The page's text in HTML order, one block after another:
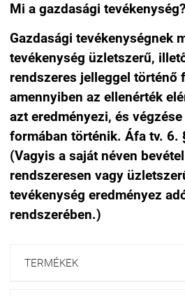
Mi a gazdasági tevékenység?
Gazdasági tevékenységnek
tevékenység üzletszerű,
rendszeres jelleggel történő
amennyiben az ellenérték
azt eredményezi, és
formában történik. Áfa tv. 6.
(Vagyis a saját néven
rendszeresen vagy
tevékenység eredményez
rendszerében.)
TERMÉKEK